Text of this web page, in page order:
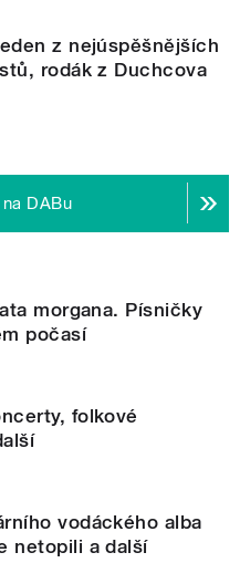
z nejúspěšnějších
rodák z Duchcova
DABu
morgana. Písničky
počasí
folkové
vodáckého alba
netopili a další